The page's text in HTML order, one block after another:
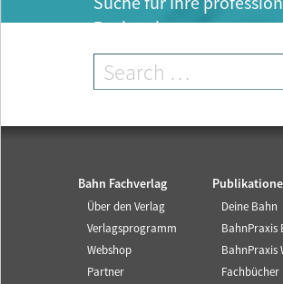
Recherche.
Bahn Fachverlag
Über den Verlag
Verlagsprogramm
Webshop
Partner
Deine Bahn
BahnPraxis
BahnPraxis
Fachbücher